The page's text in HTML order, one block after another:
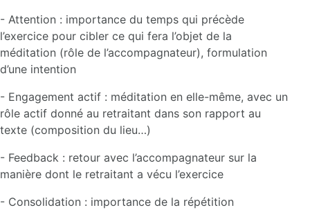
- Attention : importance du temps qui précède
l’exercice pour cibler ce qui fera l’objet de la
méditation (rôle de l’accompagnateur), formulation
d’une intention
- Engagement actif : méditation en elle-même, avec un
rôle actif donné au retraitant dans son rapport au
texte (composition du lieu…)
- Feedback : retour avec l’accompagnateur sur la
manière dont le retraitant a vécu l’exercice
- Consolidation : importance de la répétition